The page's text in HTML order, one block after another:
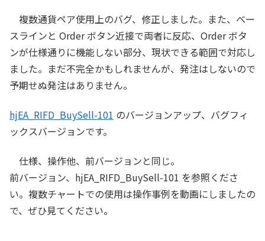
複数通貨ペア使用上のバグ、修正しました。また、ベー
スラインと Order ボタン近接で両者に反応、Order ボタ
ンが仕様通りに機能しない部分、現状できる範囲で対応し
ました。まだ不完全かもしれませんが、発注はしないので
予期せぬ発注はありません。
hjEA_RIFD_BuySell-101 のバージョンアップ、バグフィ
ックスバージョンです。
仕様、操作他、前バージョンと同じ。
前バージョン、hjEA_RIFD_BuySell-101 を参照くださ
い。複数チャートでの使用は操作事例を動画にしましたの
で、ぜひ見てください。